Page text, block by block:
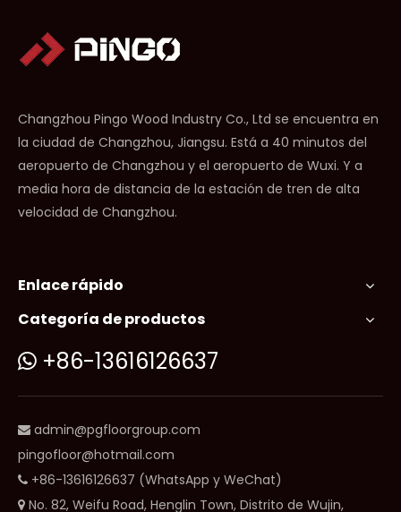
Changzhou Pingo Wood Industry Co., Ltd se encuentra en
la ciudad de Changzhou, Jiangsu. Está a 40 minutos del
aeropuerto de Changzhou y el aeropuerto de Wuxi. Y a
media hora de distancia de la estación de tren de alta
velocidad de Changzhou.
Enlace rápido
Categoría de productos
 +86-13616126637
 admin@pgfloorgroup.com
pingofloor@hotmail.com
 +86-13616126637 (WhatsApp y WeChat)
 No. 82, Weifu Road, Henglin Town, Distrito de Wujin,